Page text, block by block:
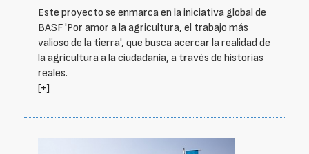
Este proyecto se enmarca en la iniciativa global de
BASF 'Por amor a la agricultura, el trabajo más
valioso de la tierra', que busca acercar la realidad de
la agricultura a la ciudadanía, a través de historias
reales.
[+]